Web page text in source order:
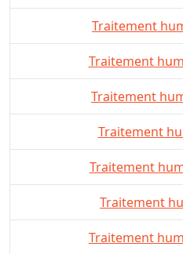
Traitement
Traitement
Traitement
Traitement
Traitement
Traitement
Traitement